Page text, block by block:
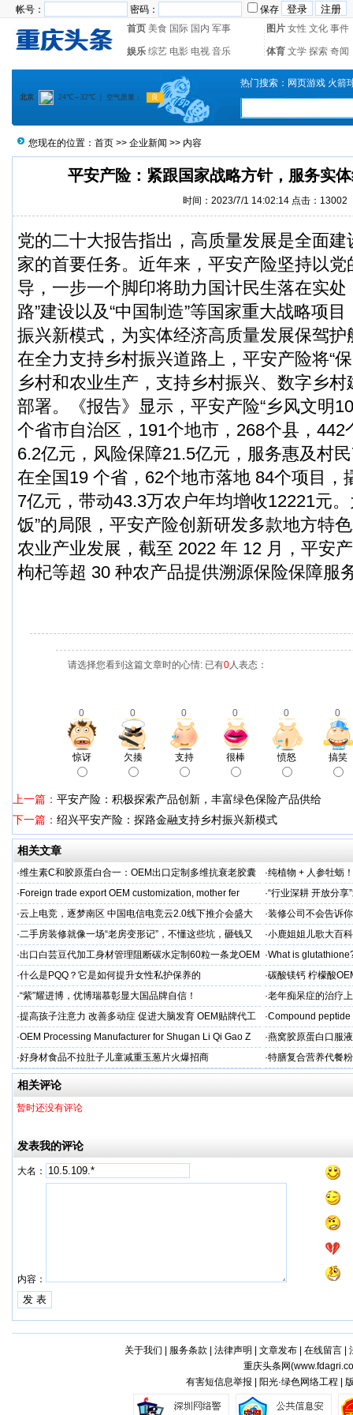
帐号： 密码：
保存
首页 美食 国际 国内 军事 图片 女性 文化 事件
娱乐 综艺 电影 电视 音乐 体育 文学 探索 奇闻
热门搜索： 网页游戏 火箭
您现在的位置： 首页 >> 企业新闻 >> 内容
平安产险：紧跟国家战略方针，服务实
时间：2023/7/1 14:02:14 点击：13002
党的二十大报告指出，高质量发展是全面
家的首要任务。近年来，平安产险坚持以
导，一步一个脚印将助力国计民生落在实处
路”建设以及“中国制造”等国家重大战略项
振兴新模式，为实体经济高质量发展保驾护
在全力支持乡村振兴道路上，平安产险将“
乡村和农业生产，支持乡村振兴、数字乡
部署。《报告》显示，平安产险“乡风文明
个省市自治区，191个地市，268个县，442
6.2亿元，风险保障21.5亿元，服务惠及村
在全国19 个省，62个地市落地 84个项目，
7亿元，带动43.3万农户年均增收12221元
饭”的局限，平安产险创新研发多款地方特
农业产业发展，截至 2022 年 12 月，平安
枸杞等超 30 种农产品提供溯源保险保障服
请选择您看到这篇文章时的心情: 已有0人表态：
0 0 0 0 0 0
惊讶 欠揍 支持 很棒 愤怒 搞笑
上一篇： 平安产险：积极探索产品创新，丰富绿色保险产品供给
下一篇： 绍兴平安产险：探路金融支持乡村振兴新模式
相关文章
·维生素C和胶原蛋白合一：OEM出口定制多维抗衰老胶囊 ·纯植物 + 人参牡蛎
力保驾护航
· Foreign trade export OEM customization, mother fer ·“行业深耕 开放分
·云上电竞，逐梦南区 中国电信电竞云2.0线下推介会盛大
启幕
·装修公司不会告诉
·二手房装修就像一场“老房变形记”，不懂这些坑，砸钱又
糟心！看完这篇再开工
·小鹿姐姐儿歌大百科
·出口白芸豆代加工身材管理阻断碳水定制60粒一条龙OEM
贴牌
·What is
·什么是PQQ？它是如何提升女性私护保养的 ·碳酸镁钙 柠檬酸
制
·“紫”耀进博，优博瑞慕彰显大国品牌自信！ ·老年痴呆症的治疗
吻合术)
·提高孩子注意力 改善多动症 促进大脑发育 OEM贴牌代工 ·Compound
·OEM Processing Manufacturer for Shugan Li Qi Gao Z ·燕窝胶原蛋白口服
牌
·好身材食品不拉肚子儿童减重玉葱片火爆招商 ·特膳复合营养代餐
牌代工
相关评论
暂时还没有评论
发表我的评论
大名：
内容：
关于我们 服务条款 法律声明 文章发布| 在线留言|
重庆头条网(
有害短信息举报 | 阳光·绿色网络工程 |